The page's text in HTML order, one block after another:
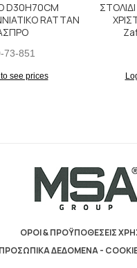
D30H70CM
RATTAN
73-851
see prices
ΟΡΟΙ & ΠΡΟΫΠΟΘΕΣΕΙΣ
ΠΡΟΣΩΠΙΚΑ ΔΕΔΟΜΕΝΑ -